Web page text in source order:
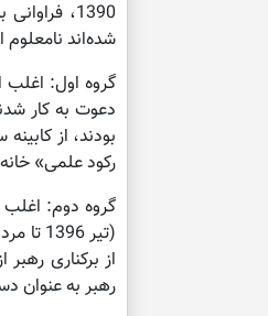
شده‌اند
گروه اول: اغلب
دعوت به کار
بودند، از
رکود علمی»
گروه دوم: اغلب
از برکناری
رهبر به عنوان